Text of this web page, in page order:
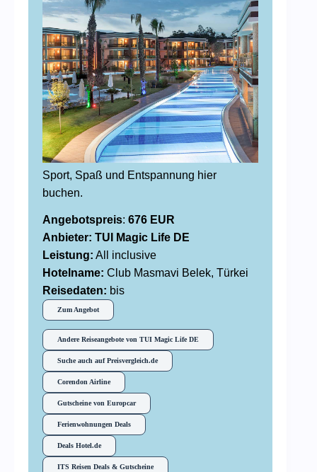
Sport, Spaß und Entspannung hier
buchen.
Angebotspreis: 676 EUR
Anbieter: TUI Magic Life DE
Leistung: All inclusive
Hotelname: Club Masmavi Belek, Türkei
Reisedaten: bis
Zum Angebot
Andere Reiseangebote von TUI Magic Life DE
Suche auch auf Preisvergleich.de
Corendon Airline
Gutscheine von Europcar
Ferienwohnungen Deals
Deals Hotel.de
ITS Reisen Deals & Gutscheine